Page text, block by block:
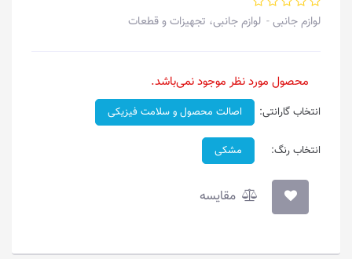
لوازم جانبی لوازم جانبی، تجهیزات و قطعات
محصول مورد نظر موجود نمی‌باشد.
انتخاب گارانتی: اصالت محصول و سلامت فیزیکی
انتخاب رنگ: مشکی
مقایسه